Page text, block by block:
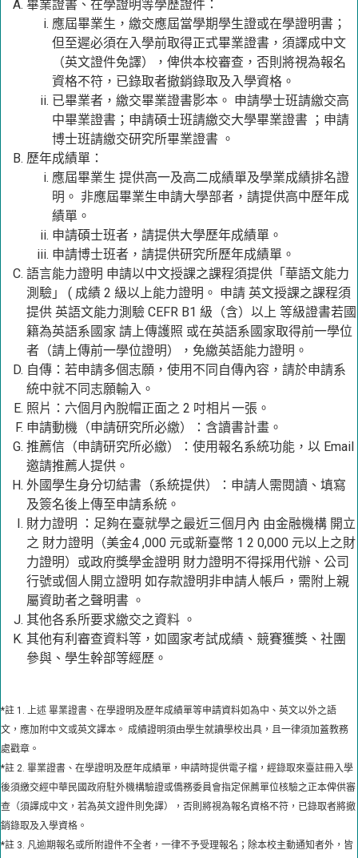
畢業證書、在學證明等學歷證件：
應屆畢業生，繳交應屆當學期學生證或在學證明書；
但至遲必須在入學前取得正式畢業證書，須譯成中文
（英文證件免譯），俾供本校審查，否則將視為報名
資格不符，已錄取者撤銷錄取及入學資格。
已畢業者，繳交畢業證書影本。 申請學士班請繳交高
中畢業證書；申請碩士班請繳交大學畢業證書 ；申請
博士班請繳交研究所畢業證書 。
歷年成績單：
應屆畢業生 提供高一及高二成績單及學業成績排名證
明。 非應屆畢業生申請大學部者，請提供高中歷年成
績單。
申請碩士班者，請提供大學歷年成績單。
申請博士班者，請提供研究所歷年成績單。
語言能力證明 申請以中文授課之課程須提供「華語文能力
測驗」 ( 成績 2 級以上能力證明。 申請 英文授課之課程須
提供 英語文能力測驗 CEFR B1 級（含）以上 等級證書若國
籍為英語系國家 請上傳護照 或在英語系國家取得前一學位
者（請上傳前一學位證明），免繳英語能力證明。
自傳：若申請多個志願，使用不同自傳內容，請於申請系
統中就不同志願輸入。
照片：六個月內脫帽正面之 2 吋相片一張。
申請動機（申請研究所必繳）：含讀書計畫。
推薦信（申請研究所必繳）：使用報名系統功能，以 Email
邀請推薦人提供。
外國學生身分切結書（系統提供）：申請人需閱讀、填寫
及簽名後上傳至申請系統。
財力證明 ：足夠在臺就學之最近三個月內 由金融機構 開立
之 財力證明（美金4 ,000 元或新臺幣 1 2 0,000 元以上之財
力證明）或政府獎學金證明 財力證明不得採用代辦、公司
行號或個人開立證明 如存款證明非申請人帳戶，需附上親
屬資助者之聲明書 。
其他各系所要求繳交之資料 。
其他有利審查資料等，如國家考試成績、競賽獲獎、社團
參與、學生幹部等經歷。
*註 1. 上述 畢業證書、在學證明及歷年成績單等申請資料如為中、英文以外之語
文，應加附中文或英文譯本。 成績證明須由學生就讀學校出具，且一律須加蓋教務
處戳章。
*註 2. 畢業證書、在學證明及歷年成績單，申請時提供電子檔，經錄取來臺註冊入學
後須繳交經中華民國政府駐外機構驗證或僑務委員會指定保薦單位核驗之正本俾供審
查（須譯成中文，若為英文證件則免譯），否則將視為報名資格不符，已錄取者將撤
銷錄取及入學資格。
*註 3. 凡逾期報名或所附證件不全者，一律不予受理報名；除本校主動通知者外，皆